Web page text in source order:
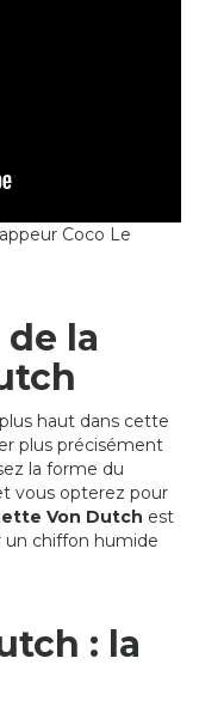
Coco Le
la
haut dans cette
plus précisément
la forme du
vous opterez pour
Von Dutch est
un chiffon humide
: la